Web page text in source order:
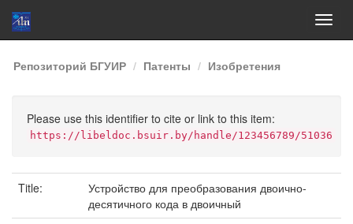
Skip
navigation
Репозиторий БГУИР Патенты Изобретения
Please use this identifier to cite or link to this item:
https://libeldoc.bsuir.by/handle/123456789/51036
Title:
Устройство для преобразования двоично-
десятичного кода в двоичный